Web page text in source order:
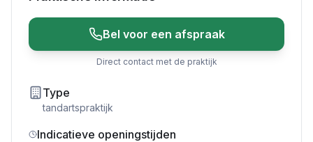
Bel voor een afspraak
Direct contact met de praktijk
Type
tandartspraktijk
Indicatieve openingstijden